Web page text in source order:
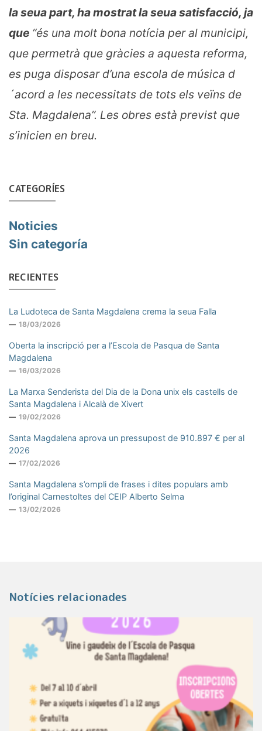
la seua part, ha mostrat la seua satisfacció, ja
que “és una molt bona notícia per al municipi,
que permetrà que gràcies a aquesta reforma,
es puga disposar d’una escola de música d
´acord a les necessitats de tots els veïns de
Sta. Magdalena”. Les obres està previst que
s’inicien en breu.
CATEGORÍES
Noticies
Sin categoría
RECIENTES
La Ludoteca de Santa Magdalena crema la seua Falla
18/03/2026
Oberta la inscripció per a l’Escola de Pasqua de Santa
Magdalena
16/03/2026
La Marxa Senderista del Dia de la Dona unix els castells de
Santa Magdalena i Alcalà de Xivert
19/02/2026
Santa Magdalena aprova un pressupost de 910.897 € per al
2026
17/02/2026
Santa Magdalena s’ompli de frases i dites populars amb
l’original Carnestoltes del CEIP Alberto Selma
13/02/2026
Notícies relacionades